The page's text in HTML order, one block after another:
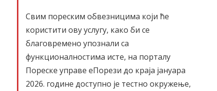
Свим пореским обвезницима који ће
користити ову услугу, како би се
благовремено упознали са
функционалностима исте, на порталу
Пореске управе еПорези до краја јануара
2026. године доступно је тестно окружење,